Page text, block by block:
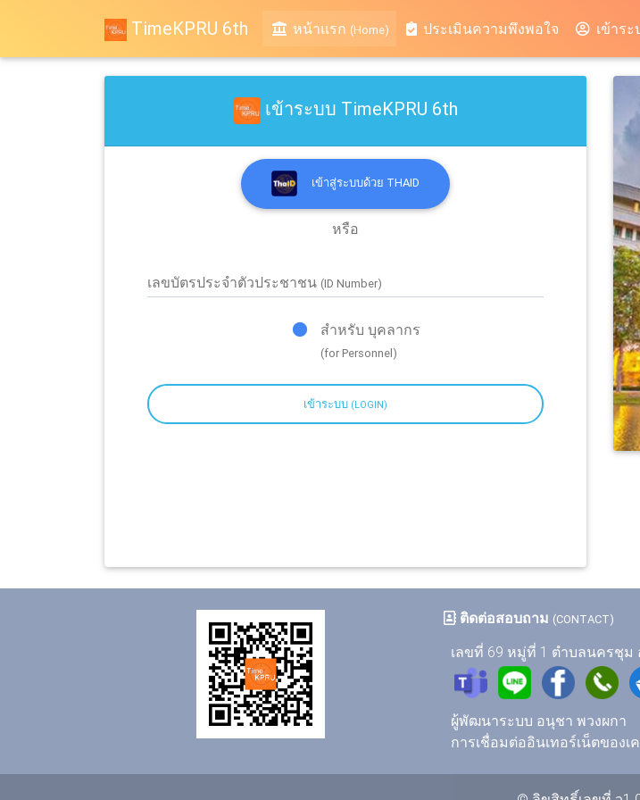
TimeKPRU 6th หน้าแรก (Home) (current)ประเมินความพึงพอใจ เข้าระ
เข้าระบบ TimeKPRU 6th
เข้าสู่ระบบด้วย THAID
หรือ
เลขบัตรประจำตัวประชาชน (ID Number)
สำหรับ บุคลากร
(for Personnel)
เข้าระบบ (LOGIN)
ติดต่อสอบถาม (CONTACT)
เลขที่ 69 หมู่ที่ 1 ตำบลนครชุม
ผู้พัฒนาระบบ อนุชา พวงผกา
การเชื่อมต่ออินเทอร์เน็ตของเ